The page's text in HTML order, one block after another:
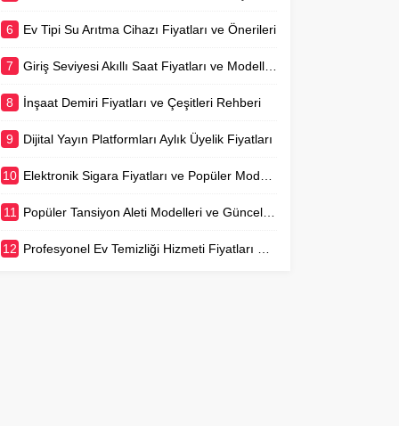
6 Ev Tipi Su Arıtma Cihazı Fiyatları ve Önerileri
7 Giriş Seviyesi Akıllı Saat Fiyatları ve Modelleri
8 İnşaat Demiri Fiyatları ve Çeşitleri Rehberi
9 Dijital Yayın Platformları Aylık Üyelik Fiyatları
10 Elektronik Sigara Fiyatları ve Popüler Modeller
11 Popüler Tansiyon Aleti Modelleri ve Güncel Fiyatları
12 Profesyonel Ev Temizliği Hizmeti Fiyatları Detaylı Rehber